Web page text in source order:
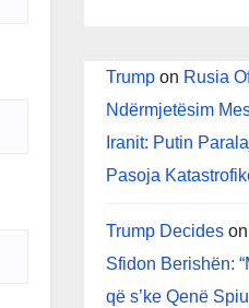
Trumpon Rusia
Ndërmjetësim
Iranit: Putin
Pasoja
Trump Decideson
Sfidon Berishën:
që s’ke Qenë